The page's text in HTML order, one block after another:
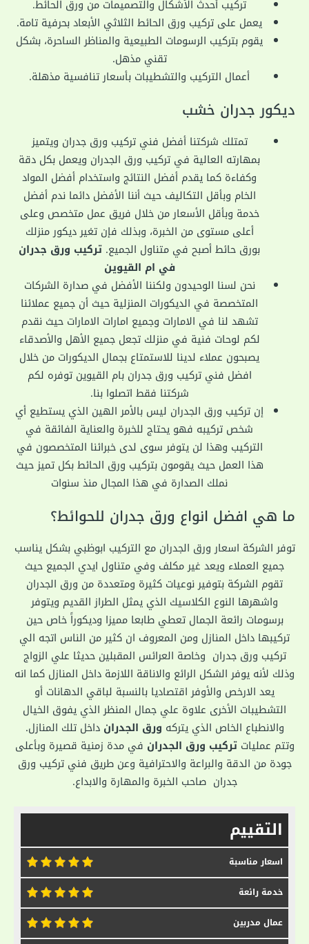
تركيب أحدث الأشكال والتصميمات من ورق الحائط.
يعمل على تركيب ورق الحائط الثلاثي الأبعاد بحرفية تامة.
يقوم بتركيب الرسومات الطبيعية والمناظر الساحرة، بشكل
تقني مذهل.
أعمال التركيب والتشطيبات بأسعار تنافسية مذهلة.
ديكور جدران خشب
تمتلك شركتنا أفضل فني تركيب ورق جدران ويتميز
بمهارته العالية في تركيب ورق الجدران ويعمل بكل دقة
وكفاءة كما يقدم أفضل النتائج واستخدام أفضل المواد
الخام وبأقل التكاليف حيث أننا الأفضل دائما ندم أفضل
خدمة وبأقل الأسعار من خلال فريق عمل متخصص وعلى
أعلى مستوى من الخبرة، وبذلك فإن تغير ديكور منزلك
بورق حائط أصبح في متناول الجميع. تركيب ورق جدران
في ام القيوين
نحن لسنا الوحيدون ولكننا الأفضل في صدارة الشركات
المتخصصة في الديكورات المنزلية حيث أن جميع عملائنا
تشهد لنا في الامارات وجميع امارات الامارات حيث نقدم
لكم لوحات فنية في منزلك تجعل جميع الأهل والأصدقاء
يصبحون عملاء لدينا للاستمتاع بجمال الديكورات من خلال
افضل فني تركيب ورق جدران بام القيوين توفره لكم
شركتنا فقط اتصلوا بنا.
إن تركيب ورق الجدران ليس بالأمر الهين الذي يستطيع أي
شخص تركيبه فهو يحتاج للخبرة والعناية الفائقة في
التركيب وهذا لن يتوفر سوى لدى خبرائنا المتخصصون في
هذا العمل حيث يقومون بتركيب ورق الحائط بكل تميز حيث
نملك الصدارة في هذا المجال منذ سنوات
ما هي افضل انواع ورق جدران للحوائط؟
توفر الشركة اسعار ورق الجدران مع التركيب ابوظبي بشكل يناسب
جميع العملاء ويعد غير مكلف وفي متناول ايدي الجميع حيث
تقوم الشركة بتوفير نوعيات كثيرة ومتعددة من ورق الجدران
واشهرها النوع الكلاسيك الذي يمثل الطراز القديم ويتوفر
برسومات رائعة الجمال تعطي طابعا مميزا وديكوراً خاص حين
تركيبها داخل المنازل ومن المعروف ان كثير من الناس اتجه الي
تركيب ورق جدران وخاصة العرائس المقبلين حديثا علي الزواج
وذلك لأنه يوفر الشكل الرائع والاناقة اللازمة داخل المنازل كما انه
يعد الارخص والأوفر اقتصاديا بالنسبة لباقي الدهانات أو
التشطيبات الأخرى علاوة علي جمال المنظر الذي يفوق الخيال
والانطباع الخاص الذي يتركه ورق الجدران داخل تلك المنازل.
وتتم عملياتتركيب ورق الجدران في مدة زمنية قصيرة وبأعلى
جودة من الدقة والبراعة والاحترافية وعن طريق فني تركيب ورق
جدران صاحب الخبرة والمهارة والابداع.
التقييم
اسعار مناسبة
خدمة رائعة
عمال مدربين